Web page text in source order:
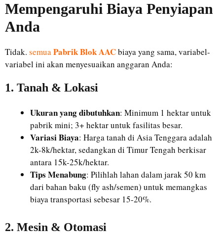
Mempengaruhi Biaya Penyiapan
Anda
Tidak. semuaPabrik Blok AACbiaya yang sama, variabel-
variabel ini akan menyesuaikan anggaran Anda:
1. Tanah & Lokasi
Ukuran yang dibutuhkan: Minimum 1 hektar untuk
pabrik mini; 3+ hektar untuk fasilitas besar.
Variasi Biaya: Harga tanah di Asia Tenggara adalah
2k-8k/hektar, sedangkan di Timur Tengah berkisar
antara 15k-25k/hektar.
Tips Menabung: Pilihlah lahan dalam jarak 50 km
dari bahan baku (fly ash/semen) untuk memangkas
biaya transportasi sebesar 15-20%.
2. Mesin & Otomasi